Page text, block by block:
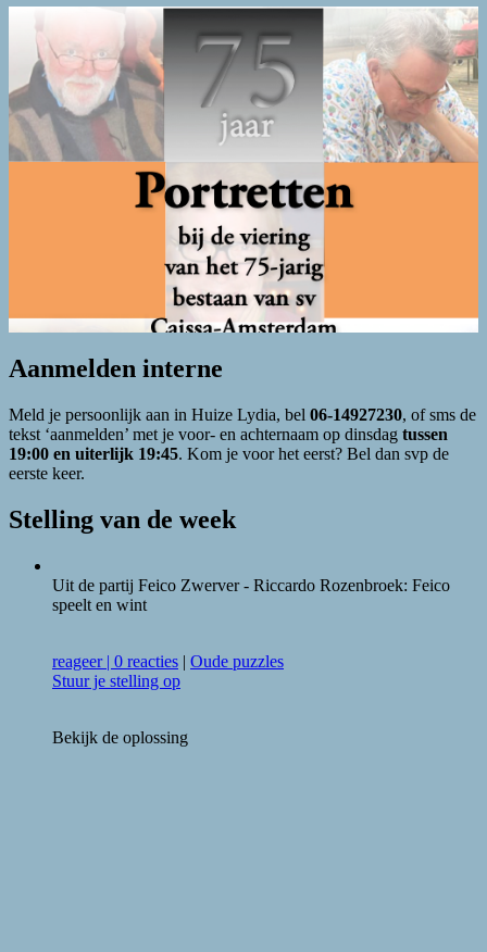
Aanmelden interne
Meld je persoonlijk aan in Huize Lydia, bel 06-14927230, of sms de
tekst ‘aanmelden’ met je voor- en achternaam op dinsdag tussen
19:00 en uiterlijk 19:45. Kom je voor het eerst? Bel dan svp de
eerste keer.
Stelling van de week
Uit de partij Feico Zwerver - Riccardo Rozenbroek: Feico
speelt en wint
reageer| 0 reacties | Oude puzzles
Stuur je stelling op
Bekijk de oplossing